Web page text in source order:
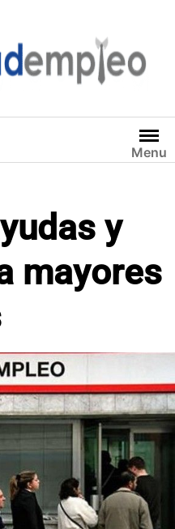
Menu
y
mayores